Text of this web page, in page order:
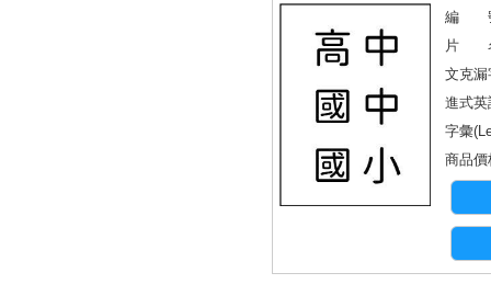
編 號
片 名
文克漏
進式英
字彙
商品價